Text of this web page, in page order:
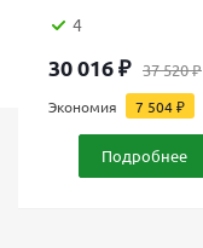
4
30 016₽ 37 520₽
Экономия 7 504₽
Подробнее